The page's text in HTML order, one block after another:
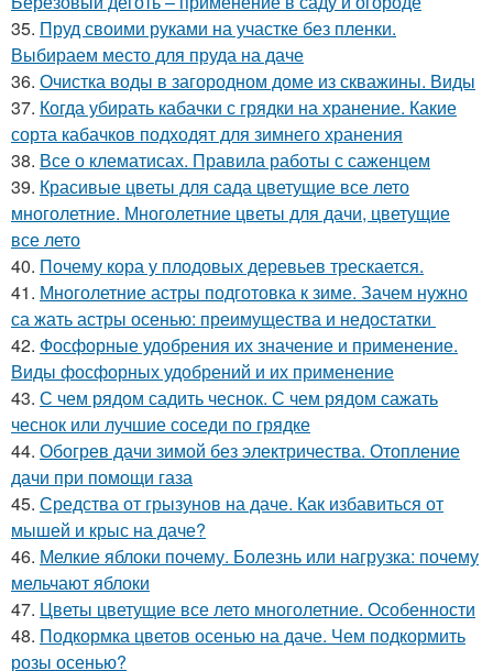
35. Пруд своими руками на участке без пленки.
Выбираем место для пруда на даче
36. Очистка воды в загородном доме из скважины. Виды
37. Когда убирать кабачки с грядки на хранение. Какие
сорта кабачков подходят для зимнего хранения
38. Все о клематисах. Правила работы с саженцем
39. Красивые цветы для сада цветущие все лето
многолетние. Многолетние цветы для дачи, цветущие
все лето
40. Почему кора у плодовых деревьев трескается.
41. Многолетние астры подготовка к зиме. Зачем нужно
са жать астры осенью: преимущества и недостатки
42. Фосфорные удобрения их значение и применение.
Виды фосфорных удобрений и их применение
43. С чем рядом садить чеснок. С чем рядом сажать
чеснок или лучшие соседи по грядке
44. Обогрев дачи зимой без электричества. Отопление
дачи при помощи газа
45. Средства от грызунов на даче. Как избавиться от
мышей и крыс на даче?
46. Мелкие яблоки почему. Болезнь или нагрузка: почему
мельчают яблоки
47. Цветы цветущие все лето многолетние. Особенности
48. Подкормка цветов осенью на даче. Чем подкормить
розы осенью?